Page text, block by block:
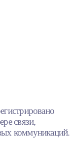
связи,
коммуникаций.